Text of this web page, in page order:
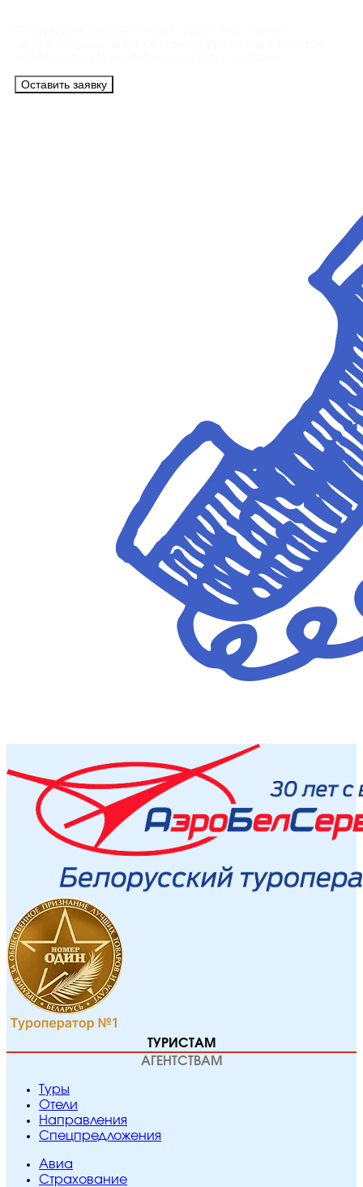
Оставить заявку
ТУРИСТАМ
АГЕНТСТВАМ
Туры
Отели
Направления
Спецпредложения
Авиа
Страхование